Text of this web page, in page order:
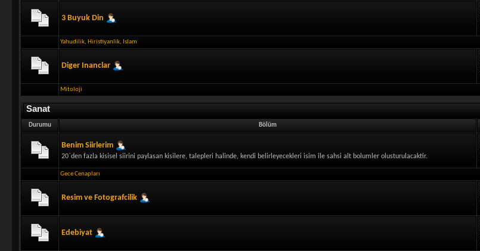
3 Buyuk Din
Yahudilik, Hiristiyanlik, Islam
Diger Inanclar
Mitoloji
Sanat
Durumu Bölüm
Benim Siirlerim
20`den fazla kisisel siirini paylasan kisilere, talepleri halinde, kendi belirleyecekleri isim ile sahsi alt bolumler olusturulacaktir.
Gece Cenapları
Resim ve Fotografcilik
Edebiyat